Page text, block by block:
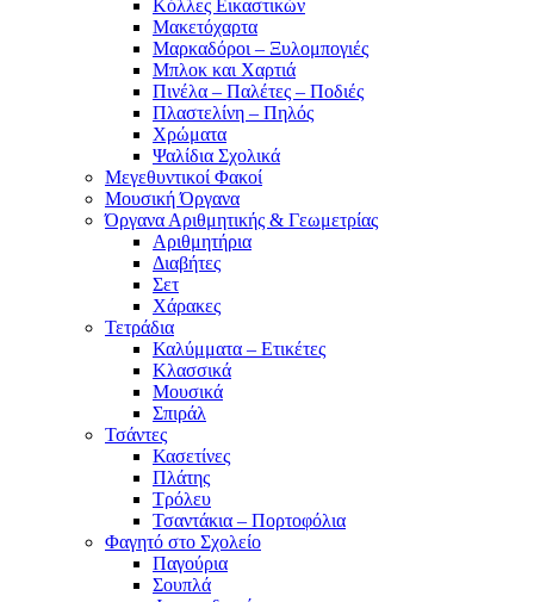
Κόλλες Εικαστικών
Μακετόχαρτα
Μαρκαδόροι – Ξυλομπογιές
Μπλοκ και Χαρτιά
Πινέλα – Παλέτες – Ποδιές
Πλαστελίνη – Πηλός
Χρώματα
Ψαλίδια Σχολικά
Μεγεθυντικοί Φακοί
Μουσική Όργανα
Όργανα Αριθμητικής & Γεωμετρίας
Αριθμητήρια
Διαβήτες
Σετ
Χάρακες
Τετράδια
Καλύμματα – Ετικέτες
Κλασσικά
Μουσικά
Σπιράλ
Τσάντες
Κασετίνες
Πλάτης
Τρόλευ
Τσαντάκια – Πορτοφόλια
Φαγητό στο Σχολείο
Παγούρια
Σουπλά